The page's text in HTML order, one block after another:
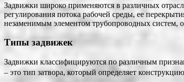
Задвижки широко применяются в различных
регулирования потока рабочей среды, ее
незаменимым элементом трубопроводных систем,
Типы задвижек
Задвижки классифицируются по различным
– это тип затвора, который определяет